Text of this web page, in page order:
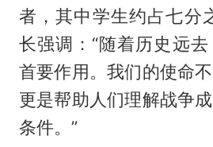
者，其中学生约占七分
长强调：“随着历史远
首要作用。我们的使命
更是帮助人们理解战争
条件。”